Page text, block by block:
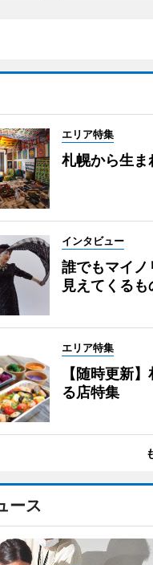
エリア特集
札幌から生ま
インタビュー
誰でもマイノ
見えてくるも
エリア特集
【随時更新
る店特集
ース